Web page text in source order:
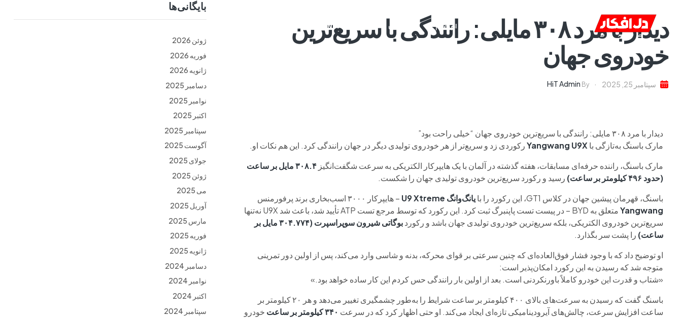
ام وی ام فونیکس فونیکس NEV اکستریمدیدار با مرد ۳۰۸ مایلی: رانندگی با سریع‌ترین
خودروی جهان
سپتامبر 25, 2025 By
HiT Admin
دیدار با مرد ۳۰۸ مایلی: رانندگی با سریع‌ترین خودروی جهان “خیلی راحت بود”
مارک باسنگ به‌تازگی با Yangwang U9Xرکوردی زد و سریع‌تر از هر خودروی تولیدی دیگر در جهان رانندگی کرد. این هم نکات او.
مارک باسنگ، راننده حرفه‌ای مسابقات، هفته گذشته در آلمان با یک هایپرکار الکتریکی به سرعت شگفت‌انگیز
۳۰۸.۴ مایل بر ساعت
(حدود ۴۹۶ کیلومتر بر ساعت)
رسید و رکورد سریع‌ترین خودروی تولیدی جهان را شکست.
باسنگ، قهرمان پیشین جهان در کلاس GT1، این رکورد را با
یانگ‌وانگ U9 Xtreme
– هایپرکار ۳۰۰۰ اسب‌بخاری برند پرفورمنس
Yangwang
متعلق به BYD – در پیست تست پاپنبرگ ثبت کرد. این رکورد که توسط مرجع تست ATP تأیید شد، باعث شد U9X نه‌تنها
سریع‌ترین خودروی الکتریکی، بلکه سریع‌ترین خودروی تولیدی جهان باشد و رکورد
بوگاتی شیرون سوپراسپرت (۳۰۴.۷۷۴ مایل بر
ساعت) را پشت سر بگذارد.
او توضیح داد که با وجود فشار فوق‌العاده‌ای که چنین سرعتی بر قوای محرکه، بدنه و شاسی وارد می‌کند، پس از اولین دور تمرینی
متوجه شد که رسیدن به این رکورد امکان‌پذیر است:
«شتاب و قدرت این خودرو کاملاً باورنکردنی است. بعد از اولین بار رانندگی حس کردم این کار ساده خواهد بود.»
باسنگ گفت که رسیدن به سرعت‌های بالای ۴۰۰ کیلومتر بر ساعت شرایط را به‌طور چشمگیری تغییر می‌دهد و هر ۲۰ کیلومتر بر
ساعت افزایش سرعت، چالش‌های آیرودینامیکی تازه‌ای ایجاد می‌کند. او حتی اظهار کرد که در سرعت ۳۴۰ کیلومتر بر ساعت
خودرو
بایگانی‌ها
ژوئن 2026
فوریه 2026
ژانویه 2026
دسامبر 2025
نوامبر 2025
اکتبر 2025
سپتامبر 2025
آگوست 2025
جولای 2025
ژوئن 2025
می 2025
آوریل 2025
مارس 2025
فوریه 2025
ژانویه 2025
دسامبر 2024
نوامبر 2024
اکتبر 2024
سپتامبر 2024